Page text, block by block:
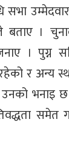
सभा
बताए ।
। पुग्न
र अन्य
उनको